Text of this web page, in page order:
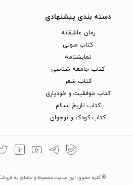
دسته بندی پیشنهادی
رمان عاشقانه
کتاب‌ صوتی
نمایشنامه
کتاب جامعه شناسی
کتاب شعر
کتاب موفقیت و خودیاری
کتاب تاریخ اسلام
کتاب کودک و نوجوان
© کلیه حقوق این سایت محفوظ و متعلق به